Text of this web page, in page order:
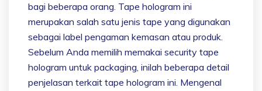
bagi beberapa orang. Tape hologram ini
merupakan salah satu jenis tape yang digunakan
sebagai label pengaman kemasan atau produk.
Sebelum Anda memilih memakai security tape
hologram untuk packaging, inilah beberapa detail
penjelasan terkait tape hologram ini. Mengenal